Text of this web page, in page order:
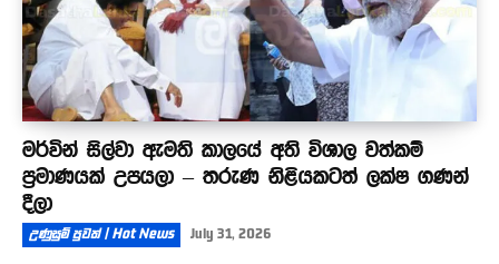
මර්වින් සිල්වා ඇමති කාලයේ අති විශාල වත්කම්
ප්‍රමාණයක් උපයලා – තරුණ නිළියකටත් ලක්ෂ ගණන්
දීලා
උණුසුම් පුවත් | Hot News July 31, 2026